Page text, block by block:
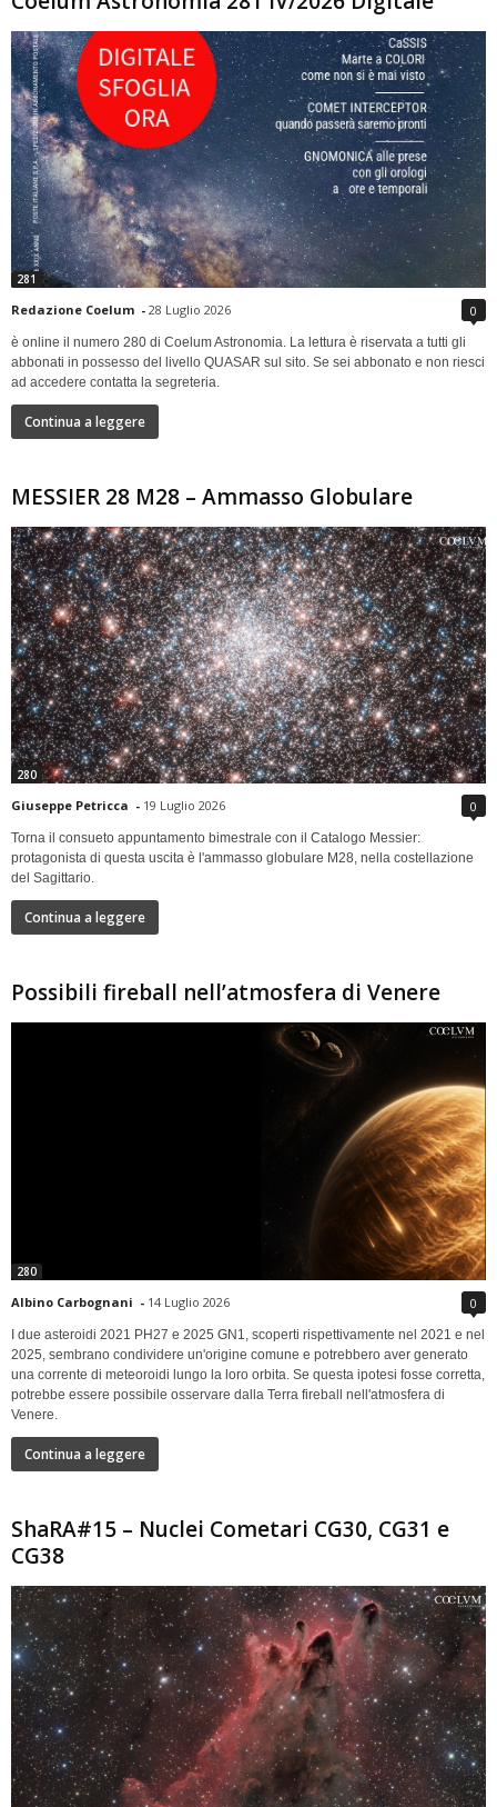
281
Redazione Coelum - 28 Luglio 2026 0
è online il numero 280 di Coelum Astronomia. La lettura è riservata a tutti gli
abbonati in possesso del livello QUASAR sul sito. Se sei abbonato e non riesci
ad accedere contatta la segreteria.
Continua a leggere
MESSIER 28 M28 – Ammasso Globulare
280
Giuseppe Petricca - 19 Luglio 2026 0
Torna il consueto appuntamento bimestrale con il Catalogo Messier:
protagonista di questa uscita è l'ammasso globulare M28, nella costellazione
del Sagittario.
Continua a leggere
Possibili fireball nell’atmosfera di Venere
280
Albino Carbognani - 14 Luglio 2026 0
I due asteroidi 2021 PH27 e 2025 GN1, scoperti rispettivamente nel 2021 e nel
2025, sembrano condividere un'origine comune e potrebbero aver generato
una corrente di meteoroidi lungo la loro orbita. Se questa ipotesi fosse corretta,
potrebbe essere possibile osservare dalla Terra fireball nell'atmosfera di
Venere.
Continua a leggere
ShaRA#15 – Nuclei Cometari CG30, CG31 e
CG38